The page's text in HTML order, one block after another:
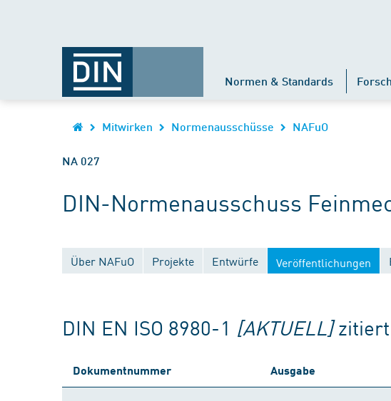
Normen & Standards
Mitwirken Normenausschüsse NAFuO
NA 027
DIN-Normenausschuss
Über NAFuO Projekte Entwürfe Veröffentlichungen
DIN EN ISO 8980-1 [AKTUELL]
Dokumentnummer Ausgabe